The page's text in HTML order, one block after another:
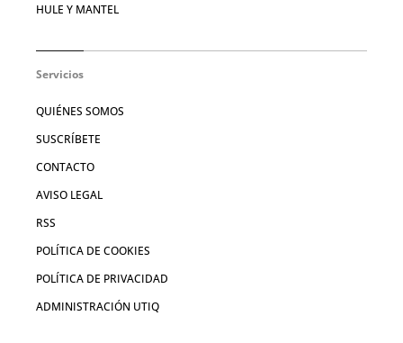
HULE Y MANTEL
Servicios
QUIÉNES SOMOS
SUSCRÍBETE
CONTACTO
AVISO LEGAL
RSS
POLÍTICA DE COOKIES
POLÍTICA DE PRIVACIDAD
ADMINISTRACIÓN UTIQ